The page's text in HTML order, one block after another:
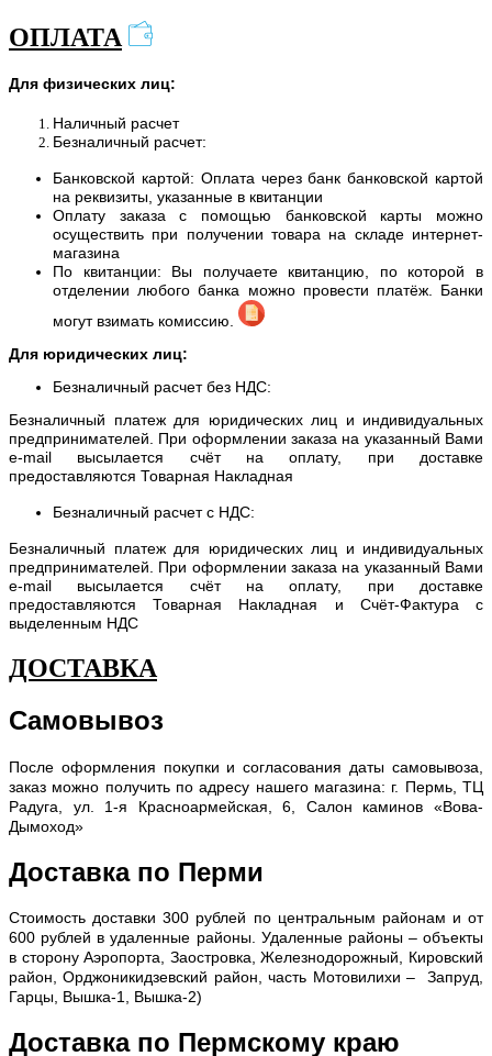
ОПЛАТА
Для физических лиц:
Наличный расчет
Безналичный расчет:
Банковской картой: Оплата через банк банковской картой
на реквизиты, указанные в квитанции
Оплату заказа с помощью банковской карты можно
осуществить при получении товара на складе интернет-
магазина
По квитанции: Вы получаете квитанцию, по которой в
отделении любого банка можно провести платёж. Банки
могут взимать комиссию.
Для юридических лиц:
Безналичный расчет без НДС:
Безналичный платеж для юридических лиц и индивидуальных
предпринимателей. При оформлении заказа на указанный Вами
e-mail высылается счёт на оплату, при доставке
предоставляются Товарная Накладная
Безналичный расчет с НДС:
Безналичный платеж для юридических лиц и индивидуальных
предпринимателей. При оформлении заказа на указанный Вами
e-mail высылается счёт на оплату, при доставке
предоставляются Товарная Накладная и Счёт-Фактура с
выделенным НДС
ДОСТАВКА
Самовывоз
После оформления покупки и согласования даты самовывоза,
заказ можно получить по адресу нашего магазина: г. Пермь, ТЦ
Радуга, ул. 1-я Красноармейская, 6, Салон каминов «Вова-
Дымоход»
Доставка по Перми
Стоимость доставки 300 рублей по центральным районам и от
600 рублей в удаленные районы. Удаленные районы – объекты
в сторону Аэропорта, Заостровка, Железнодорожный, Кировский
район, Орджоникидзевский район, часть Мотовилихи – Запруд,
Гарцы, Вышка-1, Вышка-2)
Доставка по Пермскому краю